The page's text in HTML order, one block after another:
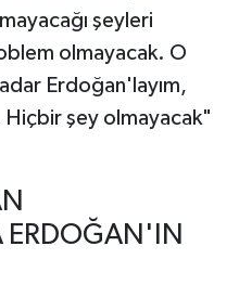
şeyleri
olmayacak. O
Erdoğan'layım,
Hiçbir şey olmayacak"
ERDOĞAN'IN